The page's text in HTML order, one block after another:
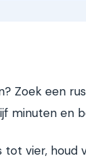
Zoek een
minuten en
tot vier, houd